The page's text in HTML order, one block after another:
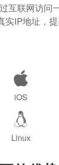
互联网访问
实IP地址，
iOS
Linux